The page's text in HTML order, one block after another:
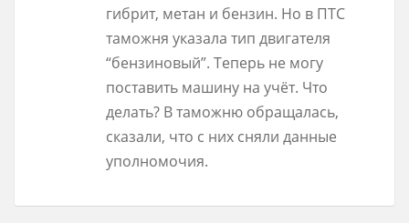
гибрит, метан и бензин. Но в ПТС
таможня указала тип двигателя
“бензиновый”. Теперь не могу
поставить машину на учёт. Что
делать? В таможню обращалась,
сказали, что с них сняли данные
уполномочия.